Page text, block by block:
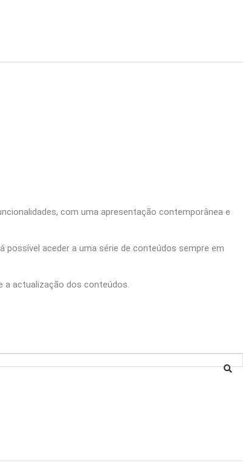
com uma apresentação contemporânea e
aceder a uma série de conteúdos sempre em
a actualização dos conteúdos.